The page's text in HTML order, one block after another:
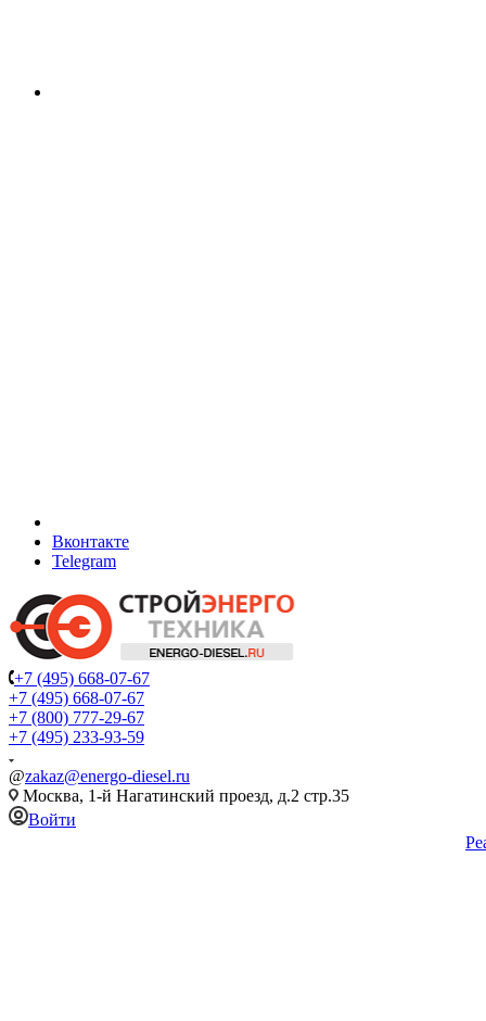
Вконтакте
Telegram
+7 (495) 668-07-67
+7 (495) 668-07-67
+7 (800) 777-29-67
+7 (495) 233-93-59
@zakaz@energo-diesel.ru
Москва, 1-й Нагатинский проезд, д.2 стр.35
Войти